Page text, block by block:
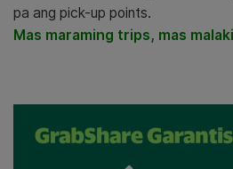
pa ang pick-up points.
Mas maraming trips, mas